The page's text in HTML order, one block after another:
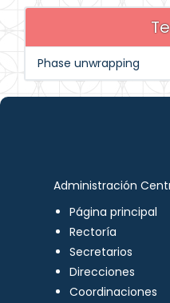
Phase unwrapping
Administración
Página principal
Rectoría
Secretarios
Direcciones
Coordinaciones